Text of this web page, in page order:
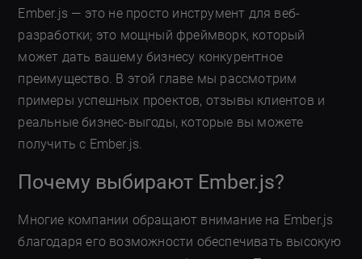
Ember.js — это не просто инструмент для веб-
разработки; это мощный фреймворк, который
может дать вашему бизнесу конкурентное
преимущество. В этой главе мы рассмотрим
примеры успешных проектов, отзывы клиентов и
реальные бизнес-выгоды, которые вы можете
получить с Ember.js.
Почему выбирают Ember.js?
Многие компании обращают внимание на Ember.js
благодаря его возможности обеспечивать высокую